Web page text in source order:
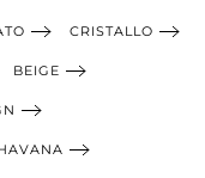
CRISTALLO
BEIGE